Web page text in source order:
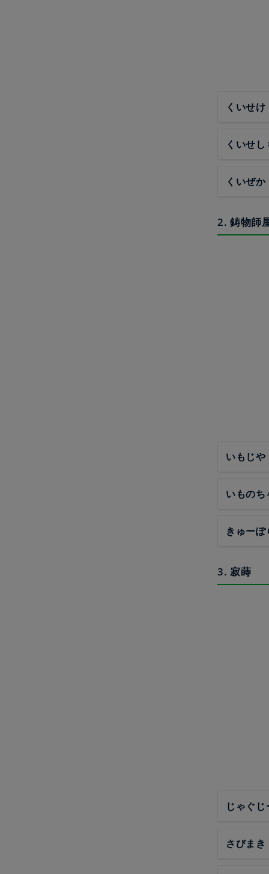
くいせけ
くいせし
くいぜか
2. 鋳物師
いもじや
いものち
きゅーぽ
3. 寂蒔
じゃぐじ
さびまき